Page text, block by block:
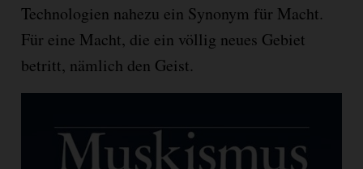
Technologien nahezu ein Synonym für Macht.
Für eine Macht, die ein völlig neues Gebiet
betritt, nämlich den Geist.